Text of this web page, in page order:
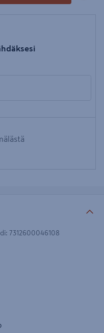
: 7312600046108